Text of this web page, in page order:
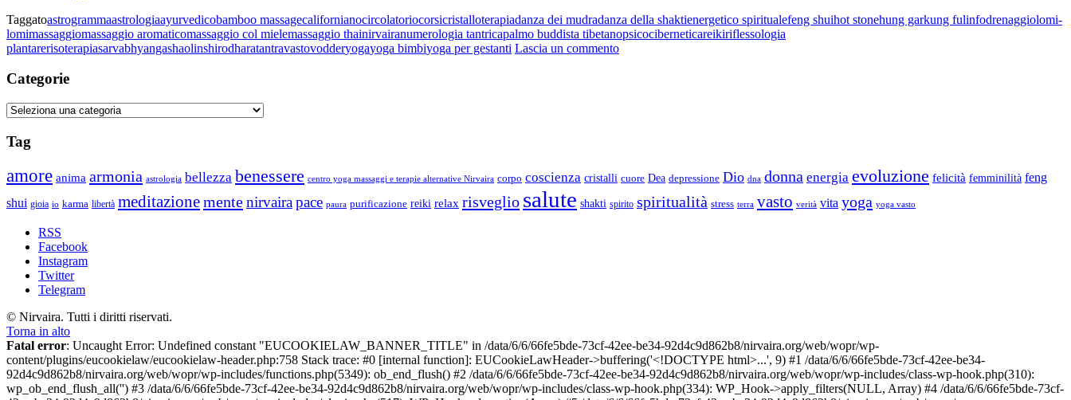
Taggatoastrogrammaastrologiaayurvedicobamboo massagecalifornianocircolatoriocorsicristalloterapiadanza dei mudradanza della shaktienergetico spiritualefeng shuihot stonehung garkung fulinfodrenaggiolomi-
lomimassaggiomassaggio aromaticomassaggio col mielemassaggio thainirvairanumerologia tantricapalmo buddista tibetanopsicociberneticareikiriflessologia
plantarerisoterapiasarvabhyangashaolinshirodharatantravastovodderyogayoga bimbiyoga per gestanti Lascia un commentosu
Categorie
Categorie
Tag
amore anima armonia astrologia bellezza benessere centro yoga massaggi e terapie alternative Nirvaira corpo coscienza cristalli cuore Dea depressione Dio dna donna energia evoluzione felicità femminilità feng
shui gioia io karma libertà meditazionementenirvairapace paura purificazione reiki relax risveglio salute shakti spirito spiritualità stress terra vasto verità vita yoga yoga vasto
RSS
Facebook
Instagram
Twitter
Telegram
© Nirvaira. Tutti i diritti riservati.
Torna in alto
Fatal error: Uncaught Error: Undefined constant "EUCOOKIELAW_BANNER_TITLE" in /data/6/6/66fe5bde-73cf-42ee-be34-92d4c9d862b8/nirvaira.org/web/wopr/wp-
content/plugins/eucookielaw/eucookielaw-header.php:758 Stack trace: #0 [internal function]: EUCookieLawHeader->buffering('<!DOCTYPE html>...', 9) #1 /data/6/6/66fe5bde-73cf-42ee-be34-
92d4c9d862b8/nirvaira.org/web/wopr/wp-includes/functions.php(5349): ob_end_flush() #2 /data/6/6/66fe5bde-73cf-42ee-be34-92d4c9d862b8/nirvaira.org/web/wopr/wp-includes/class-wp-hook.php(310):
wp_ob_end_flush_all('') #3 /data/6/6/66fe5bde-73cf-42ee-be34-92d4c9d862b8/nirvaira.org/web/wopr/wp-includes/class-wp-hook.php(334): WP_Hook->apply_filters(NULL, Array) #4 /data/6/6/66fe5bde-73cf-